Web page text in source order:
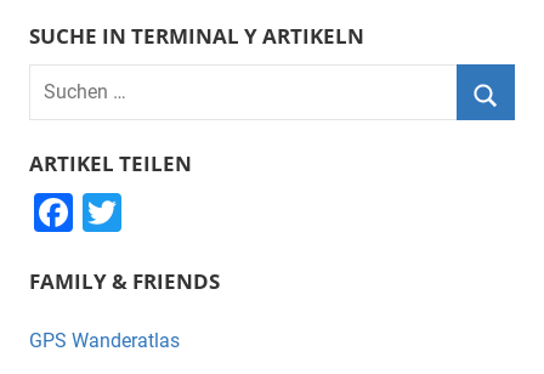
SUCHE IN TERMINAL Y ARTIKELN
Suchen
nach:
ARTIKEL TEILEN
F
c
e
tt
er
FAMILY & FRIENDS
GPS Wanderatlas